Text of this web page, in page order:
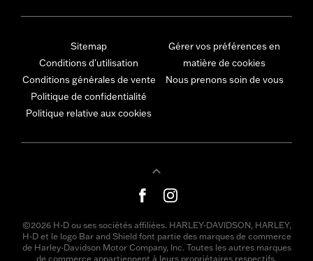
Sitemap
Conditions d'utilisation
Conditions générales de vente
Politique de confidentialité
Politique relative aux cookies
Gérer vos préférences en
matière de cookies
Nous prenons soin de vous
©2026 H-D ou ses sociétés affiliées. HARLEY-DAVIDSON, HARLEY,
H-D et le logo Bar and Shield font partie des marques de commerce
de Harley-Davidson Motor Company, Inc. Toutes les autres marques
de commerce appartiennent à leurs propriétaires respectifs.